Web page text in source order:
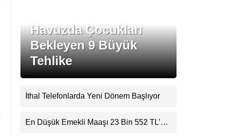
Instagram
Havuzda Çocukları
Bekleyen 9 Büyük
Tehlike
İthal Telefonlarda Yeni Dönem Başlıyor
En Düşük Emekli Maaşı 23 Bin 552 TL’ye